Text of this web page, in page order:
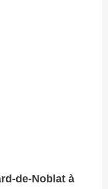
de-Noblat à